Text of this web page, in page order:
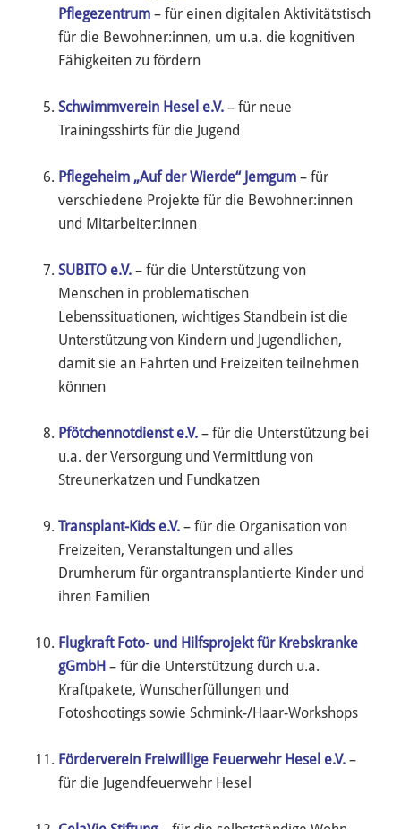
Pflegezentrum– für einen digitalen Aktivitätstisch
für die Bewohner:innen, um u.a. die kognitiven
Fähigkeiten zu fördern
Schwimmverein Hesel e.V.– für neue
Trainingsshirts für die Jugend
Pflegeheim „Auf der Wierde“ Jemgum– für
verschiedene Projekte für die Bewohner:innen
und Mitarbeiter:innen
SUBITO e.V.– für die Unterstützung von
Menschen in problematischen
Lebenssituationen, wichtiges Standbein ist die
Unterstützung von Kindern und Jugendlichen,
damit sie an Fahrten und Freizeiten teilnehmen
können
Pfötchennotdienst e.V.– für die Unterstützung bei
u.a. der Versorgung und Vermittlung von
Streunerkatzen und Fundkatzen
Transplant-Kids e.V.– für die Organisation von
Freizeiten, Veranstaltungen und alles
Drumherum für organtransplantierte Kinder und
ihren Familien
Flugkraft Foto- und Hilfsprojekt für Krebskranke
gGmbH – für die Unterstützung durch u.a.
Kraftpakete, Wunscherfüllungen und
Fotoshootings sowie Schmink-/Haar-Workshops
Förderverein Freiwillige Feuerwehr Hesel e.V.–
für die Jugendfeuerwehr Hesel